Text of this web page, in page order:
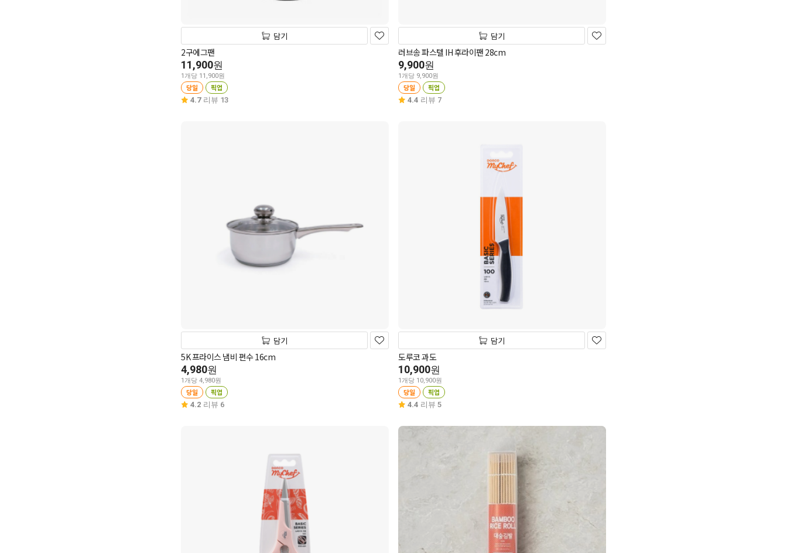
담기
2구에그팬
11,900원
1개당 11,900원
당일 픽업
4.7 리뷰 13
담기
러브송 파스텔 IH 후라이팬 28cm
9,900원
1개당 9,900원
당일 픽업
4.4 리뷰 7
담기
5K 프라이스 냄비 편수 16cm
4,980원
1개당 4,980원
당일 픽업
4.2 리뷰 6
담기
도루코 과도
10,900원
1개당 10,900원
당일 픽업
4.4 리뷰 5